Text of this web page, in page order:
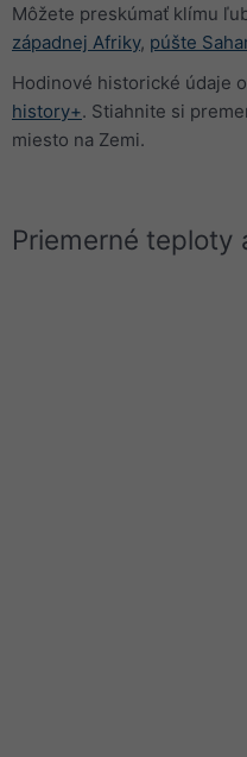
Môžete preskúmať klímu
západnej Afriky, púšte
Hodinové historické údaje
history+. Stiahnite si
miesto na Zemi.
Priemerné teploty